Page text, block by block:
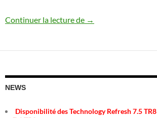
Continuer la lecture de Annonce IBM i 7.6
→
NEWS
Disponibilité des Technology Refresh 7.5 TR8